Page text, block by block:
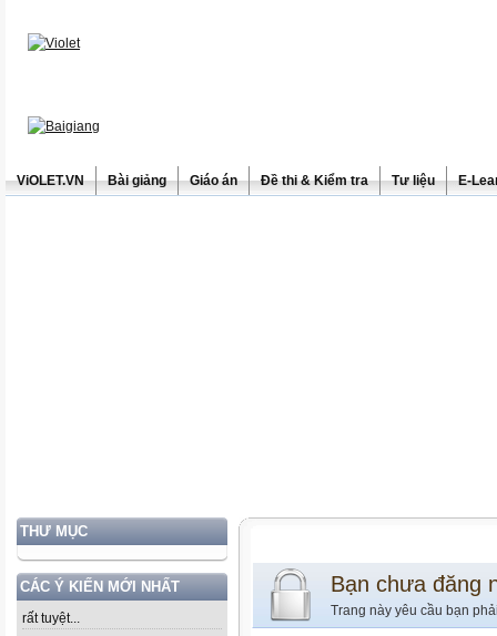
ViOLET.VN Bài giảng Giáo án Đề thi & Kiểm tra Tư liệu E-
THƯ MỤC
CÁC Ý KIẾN MỚI NHẤT
rất tuyệt...
Bạn chưa đăng
Trang này yêu cầu bạn